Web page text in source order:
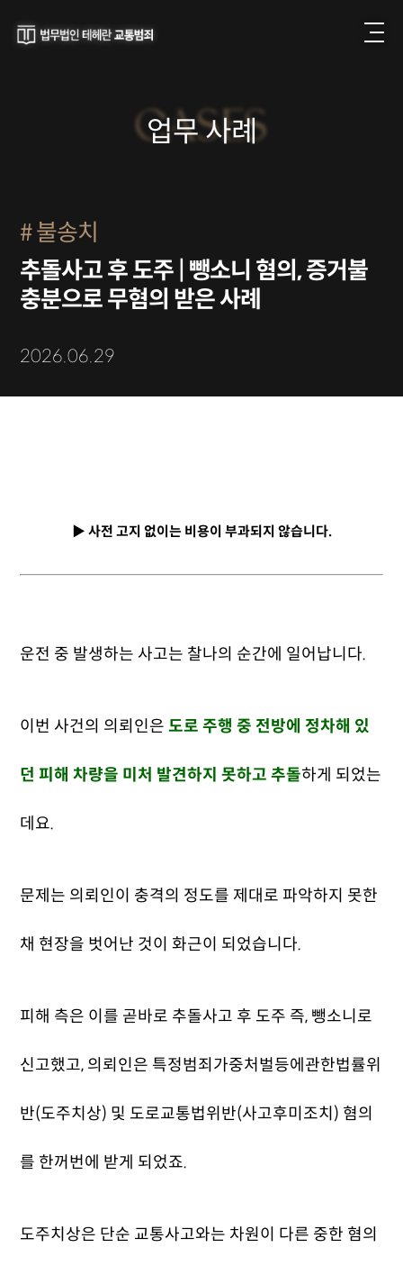
CASES
업무 사례
불송치
추돌사고 후 도주 | 뺑소니 혐의, 증거불
충분으로 무혐의 받은 사례
2026.06.29
▶ 사전 고지 없이는 비용이 부과되지 않습니다.
운전 중 발생하는 사고는 찰나의 순간에 일어납니다.
이번 사건의 의뢰인은도로 주행 중 전방에 정차해 있
던 피해 차량을 미처 발견하지 못하고 추돌하게 되었는
데요.
문제는 의뢰인이 충격의 정도를 제대로 파악하지 못한
채 현장을 벗어난 것이 화근이 되었습니다.
피해 측은 이를 곧바로 추돌사고 후 도주 즉, 뺑소니로
신고했고, 의뢰인은 특정범죄가중처벌등에관한법률위
반(도주치상) 및 도로교통법위반(사고후미조치) 혐의
를 한꺼번에 받게 되었죠.
도주치상은 단순 교통사고와는 차원이 다른 중한 혐의